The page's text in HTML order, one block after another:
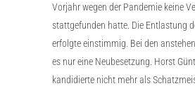
Vorjahr wegen der Pandemie keine
stattgefunden hatte. Die Entlastung
erfolgte einstimmig. Bei den
es nur eine Neubesetzung. Horst
kandidierte nicht mehr als